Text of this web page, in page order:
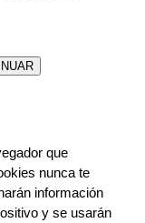
que
nunca te
información
y se usarán